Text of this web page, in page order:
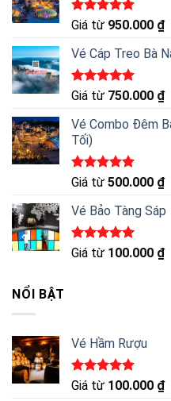
Được xếp
5 sao
Giá từ 950.000 ₫
Vé Cáp Treo Bà
Được xếp
5 sao
Giá từ 750.000 ₫
Vé Combo Đêm
Tối)
Được xếp
5 sao
Giá từ 500.000 ₫
Vé Bảo Tàng Sáp
Được xếp
Giá từ 100.000 ₫
NỔI BẬT
Vé Hầm Rượu
Được xếp
Giá từ 100.000 ₫